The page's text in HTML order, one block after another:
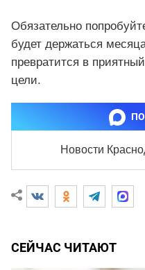
Обязательно
будет держаться
превратится в
цели.
Новости
СЕЙЧАС ЧИТАЮТ